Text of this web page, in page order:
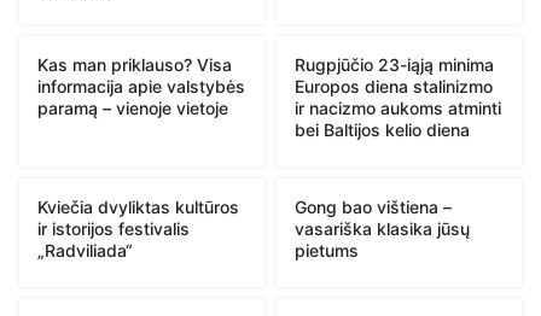
Kas man priklauso? Visa
informacija apie valstybės
paramą – vienoje vietoje
Rugpjūčio 23-iąją minima
Europos diena stalinizmo
ir nacizmo aukoms atminti
bei Baltijos kelio diena
Kviečia dvyliktas kultūros
ir istorijos festivalis
„Radviliada“
Gong bao vištiena –
vasariška klasika jūsų
pietums